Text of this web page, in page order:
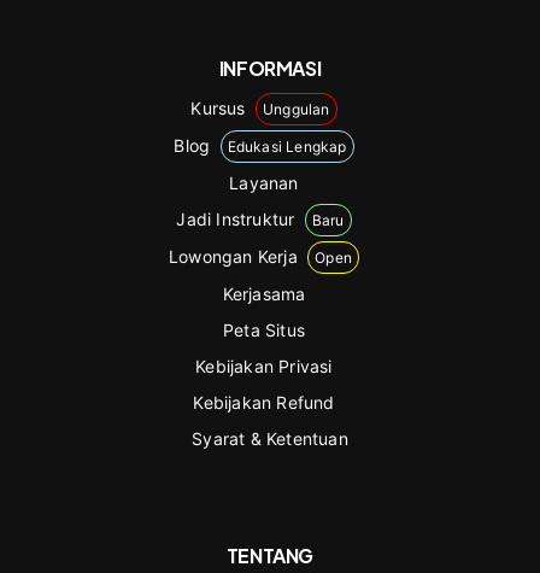
INFORMASI
Kursus Unggulan
Blog Edukasi Lengkap
Layanan
Jadi Instruktur
Baru
Lowongan Kerja Open
Kerjasama
Peta Situs
Kebijakan Privasi
Kebijakan Refund
Syarat & Ketentuan
TENTANG